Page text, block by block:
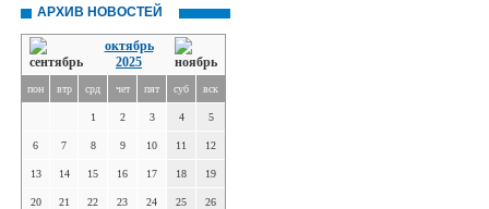
АРХИВ НОВОСТЕЙ
октябрь
2025
пон втр срд чет пят суб вск
1 2 3 4 5
6 7 8 9 10 11 12
13 14 15 16 17 18 19
20 21 22 23 24 25 26